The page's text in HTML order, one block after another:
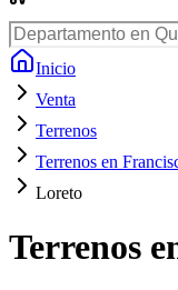
Inicio
Venta
Terrenos
Terrenos en
Loreto
Terrenos